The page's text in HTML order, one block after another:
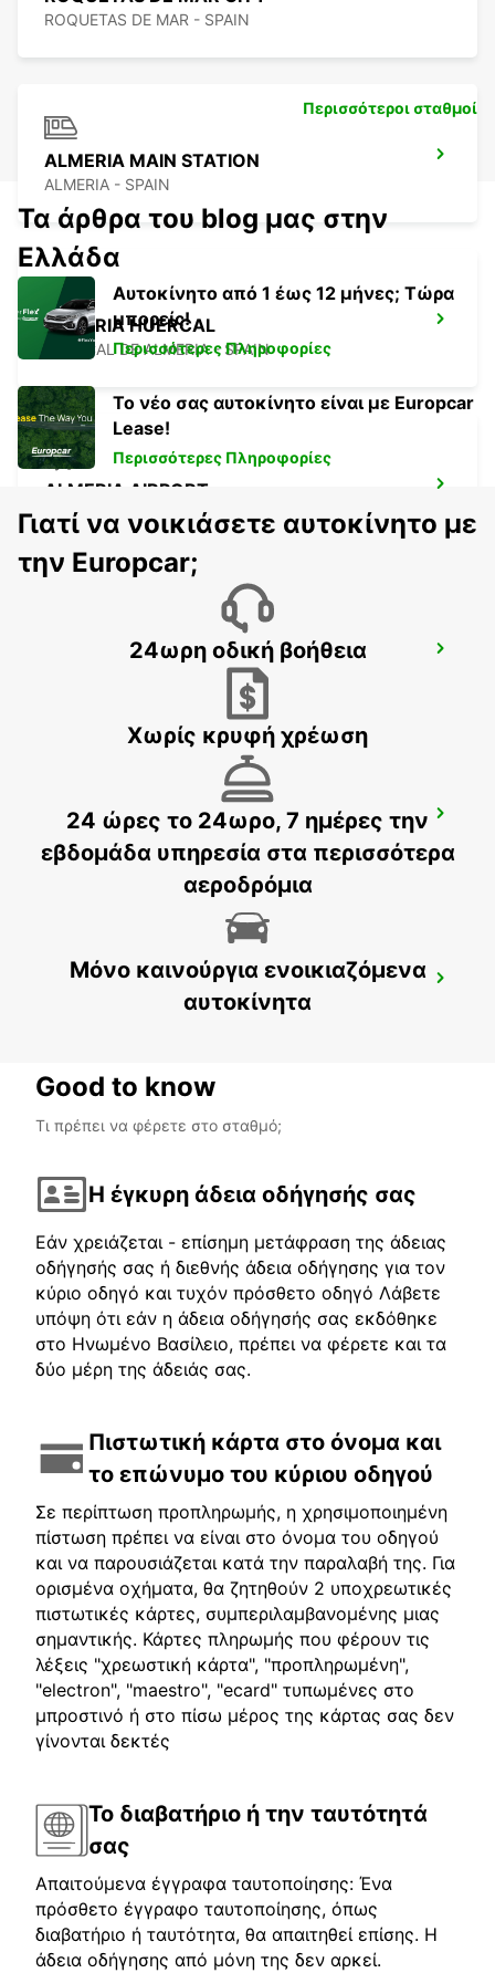
ROQUETAS DE MAR - SPAIN
ALMERIA MAIN STATION
ALMERIA - SPAIN
ALMERIA HUERCAL
HUERCAL DE ALMERIA - SPAIN
ALMERIA AIRPORT
ALMERIA - SPAIN
TORREMOLINOS
TORREMOLINOS - SPAIN
MALAGA MAIN STATION
Περισσότεροι σταθμοί
Τα άρθρα του blog μας στην
Ελλάδα
Αυτοκίνητο από 1 έως 12 μήνες; Τώρα
μπορείς!
Περισσότερες Πληροφορίες
Το νέο σας αυτοκίνητο είναι με Europcar
Lease!
Περισσότερες Πληροφορίες
Γιατί να νοικιάσετε αυτοκίνητο με
την Europcar;
24ωρη οδική βοήθεια
Χωρίς κρυφή χρέωση
24 ώρες το 24ωρο, 7 ημέρες την
εβδομάδα υπηρεσία στα περισσότερα
αεροδρόμια
Μόνο καινούργια ενοικιαζόμενα
αυτοκίνητα
Good to know
Τι πρέπει να φέρετε στο σταθμό;
Η έγκυρη άδεια οδήγησής σας
Εάν χρειάζεται - επίσημη μετάφραση της άδειας
οδήγησής σας ή διεθνής άδεια οδήγησης για τον
κύριο οδηγό και τυχόν πρόσθετο οδηγό Λάβετε
υπόψη ότι εάν η άδεια οδήγησής σας εκδόθηκε
στο Ηνωμένο Βασίλειο, πρέπει να φέρετε και τα
δύο μέρη της άδειάς σας.
Πιστωτική κάρτα στο όνομα και
το επώνυμο του κύριου οδηγού
Σε περίπτωση προπληρωμής, η χρησιμοποιημένη
πίστωση πρέπει να είναι στο όνομα του οδηγού
και να παρουσιάζεται κατά την παραλαβή της. Για
ορισμένα οχήματα, θα ζητηθούν 2 υποχρεωτικές
πιστωτικές κάρτες, συμπεριλαμβανομένης μιας
σημαντικής. Κάρτες πληρωμής που φέρουν τις
λέξεις "χρεωστική κάρτα", "προπληρωμένη",
"electron", "maestro", "ecard" τυπωμένες στο
μπροστινό ή στο πίσω μέρος της κάρτας σας δεν
γίνονται δεκτές
Το διαβατήριο ή την ταυτότητά
σας
Απαιτούμενα έγγραφα ταυτοποίησης: Ένα
πρόσθετο έγγραφο ταυτοποίησης, όπως
διαβατήριο ή ταυτότητα, θα απαιτηθεί επίσης. Η
άδεια οδήγησης από μόνη της δεν αρκεί.